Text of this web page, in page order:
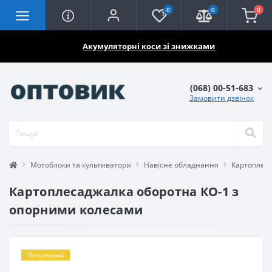
Акумуляторні коси зі знижками
0 0 0
(068) 00-51-683
Замовити дзвінок
Мотоблоки та культиватори Навісне обладнання
Картоплесаджалка оборотна КО-1 з
опорними колесами
Популярний